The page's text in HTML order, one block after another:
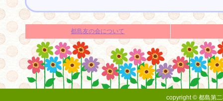
都島友の会について
copyright © 都島第